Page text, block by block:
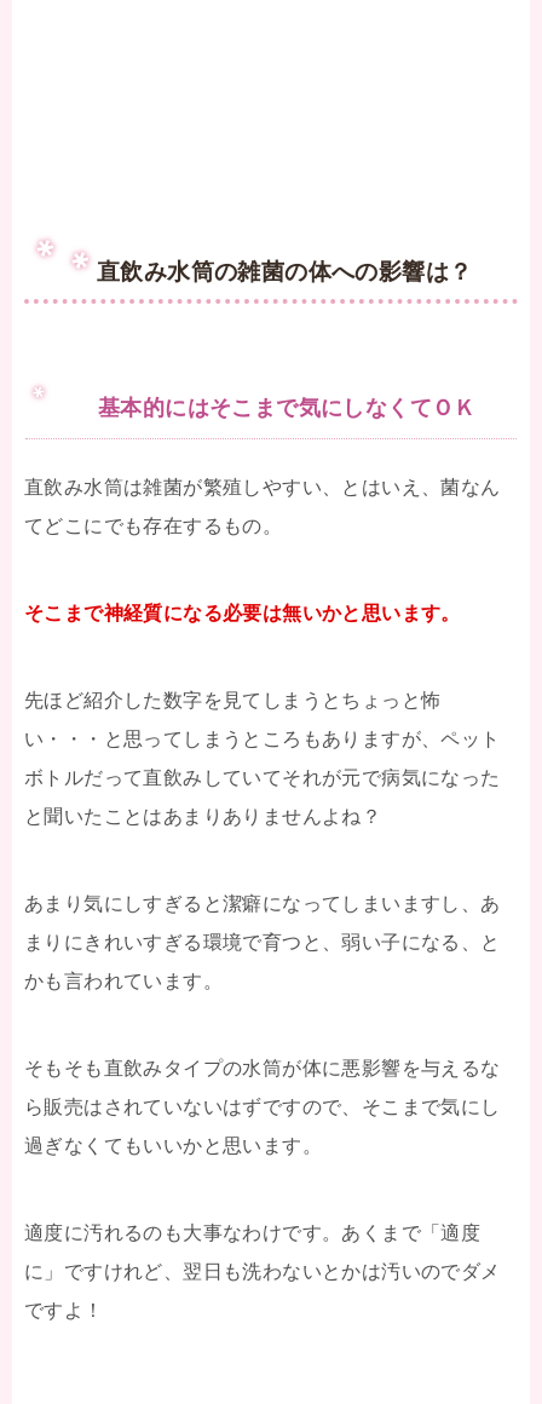
直飲み水筒の雑菌の体への影響は？
基本的にはそこまで気にしなくてＯＫ
直飲み水筒は雑菌が繁殖しやすい、とはいえ、菌なん
てどこにでも存在するもの。
そこまで神経質になる必要は無いかと思います。
先ほど紹介した数字を見てしまうとちょっと怖
い・・・と思ってしまうところもありますが、ペット
ボトルだって直飲みしていてそれが元で病気になった
と聞いたことはあまりありませんよね？
あまり気にしすぎると潔癖になってしまいますし、あ
まりにきれいすぎる環境で育つと、弱い子になる、と
かも言われています。
そもそも直飲みタイプの水筒が体に悪影響を与えるな
ら販売はされていないはずですので、そこまで気にし
過ぎなくてもいいかと思います。
適度に汚れるのも大事なわけです。あくまで「適度
に」ですけれど、翌日も洗わないとかは汚いのでダメ
ですよ！